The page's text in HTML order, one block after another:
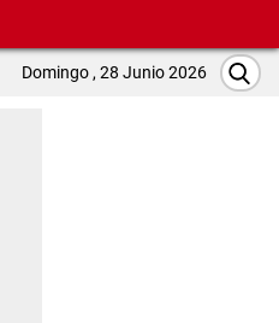
Domingo , 28 Junio 2026